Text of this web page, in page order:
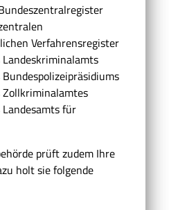
Verfahrensregister
für
prüft zudem Ihre
holt sie folgende